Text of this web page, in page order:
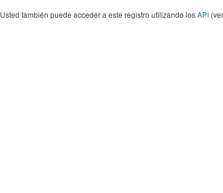
Usted también puede acceder a este registro utilizando losAPI (ver